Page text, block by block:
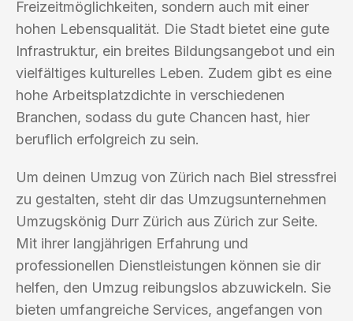
Freizeitmöglichkeiten, sondern auch mit einer
hohen Lebensqualität. Die Stadt bietet eine gute
Infrastruktur, ein breites Bildungsangebot und ein
vielfältiges kulturelles Leben. Zudem gibt es eine
hohe Arbeitsplatzdichte in verschiedenen
Branchen, sodass du gute Chancen hast, hier
beruflich erfolgreich zu sein.
Um deinen Umzug von Zürich nach Biel stressfrei
zu gestalten, steht dir das Umzugsunternehmen
Umzugskönig Durr Zürich aus Zürich zur Seite.
Mit ihrer langjährigen Erfahrung und
professionellen Dienstleistungen können sie dir
helfen, den Umzug reibungslos abzuwickeln. Sie
bieten umfangreiche Services, angefangen von